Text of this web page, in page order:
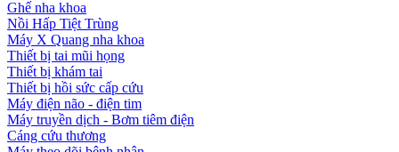
Ghế nha khoa
Nồi Hấp Tiệt Trùng
Máy X Quang nha khoa
Thiết bị tai mũi họng
Thiết bị khám tai
Thiết bị hồi sức cấp cứu
Máy điện não - điện tim
Máy truyền dịch - Bơm tiêm điện
Cáng cứu thương